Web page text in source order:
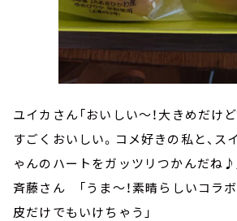
ユイカさん「おいしい～！大きめだけ
すごくおいしい。コメ好きの私と、ス
ゃんのハートをガッツリつかんだね♪
斉藤さん 「うま～！素晴らしいコラボ
皮だけでもいけちゃう」